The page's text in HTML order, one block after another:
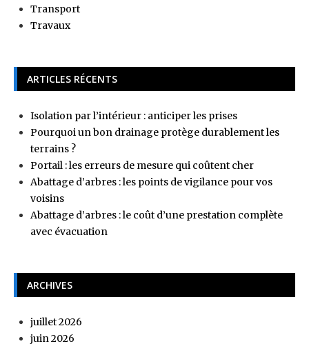
Transport
Travaux
ARTICLES RÉCENTS
Isolation par l’intérieur : anticiper les prises
Pourquoi un bon drainage protège durablement les
terrains ?
Portail : les erreurs de mesure qui coûtent cher
Abattage d’arbres : les points de vigilance pour vos
voisins
Abattage d’arbres : le coût d’une prestation complète
avec évacuation
ARCHIVES
juillet 2026
juin 2026